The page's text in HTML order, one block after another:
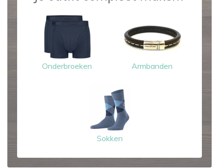
Onderbroeken Armbanden
Sokken